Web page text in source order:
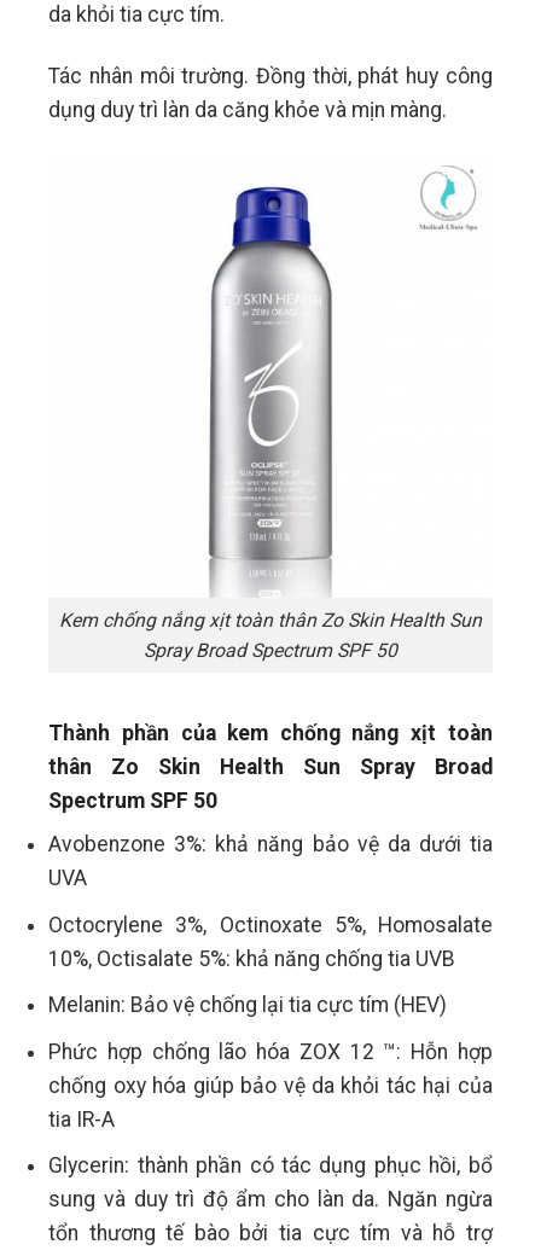
da khỏi tia cực tím.
Tác nhân môi trường. Đồng thời, phát huy công
dụng duy trì làn da căng khỏe và mịn màng.
Kem chống nắng xịt toàn thân Zo Skin Health Sun
Spray Broad Spectrum SPF 50
Thành phần của kem chống nắng xịt toàn
thân Zo Skin Health Sun Spray Broad
Spectrum SPF 50
Avobenzone 3%: khả năng bảo vệ da dưới tia
UVA
Octocrylene 3%, Octinoxate 5%, Homosalate
10%, Octisalate 5%: khả năng chống tia UVB
Melanin: Bảo vệ chống lại tia cực tím (HEV)
Phức hợp chống lão hóa ZOX 12 ™: Hỗn hợp
chống oxy hóa giúp bảo vệ da khỏi tác hại của
tia IR-A
Glycerin: thành phần có tác dụng phục hồi, bổ
sung và duy trì độ ẩm cho làn da. Ngăn ngừa
tổn thương tế bào bởi tia cực tím và hỗ trợ